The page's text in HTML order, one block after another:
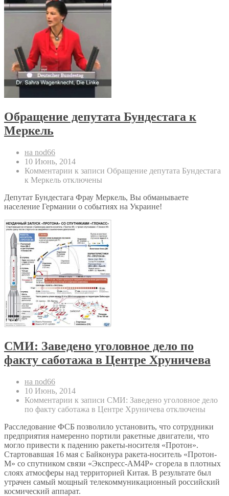
Обращение депутата Бундестага к
Меркель
на nod66
10 Июнь, 2014
Комментарии к записи Обращение депутата Бундестага
к Меркель отключены
Депутат Бундестага Фрау Меркель, Вы обманываете
население Германии о событиях на Украине!
СМИ: Заведено уголовное дело по
факту саботажа в Центре Хруничева
на nod66
10 Июнь, 2014
Комментарии к записи СМИ: Заведено уголовное дело
по факту саботажа в Центре Хруничева отключены
Расследование ФСБ позволило установить, что сотрудники
предприятия намеренно портили ракетные двигатели, что
могло привести к падению ракеты-носителя «Протон».
Стартовавшая 16 мая с Байконура ракета-носитель «Протон-
М» со спутником связи «Экспресс-АМ4Р» сгорела в плотных
слоях атмосферы над территорией Китая. В результате был
утрачен самый мощный телекоммуникационный российский
космический аппарат.